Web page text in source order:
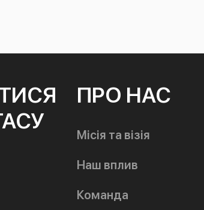
ПРО НАС
Місія та візія
Наш вплив
Команда